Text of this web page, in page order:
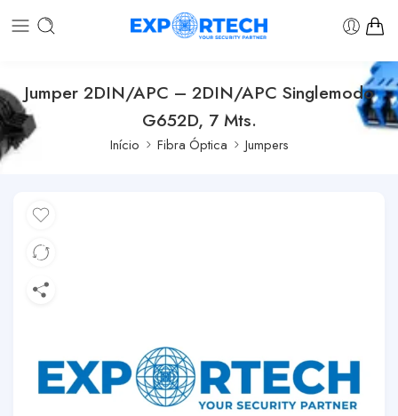
Jumper 2DIN/APC – 2DIN/APC Singlemodo
G652D, 7 Mts.
Início Fibra Óptica Jumpers